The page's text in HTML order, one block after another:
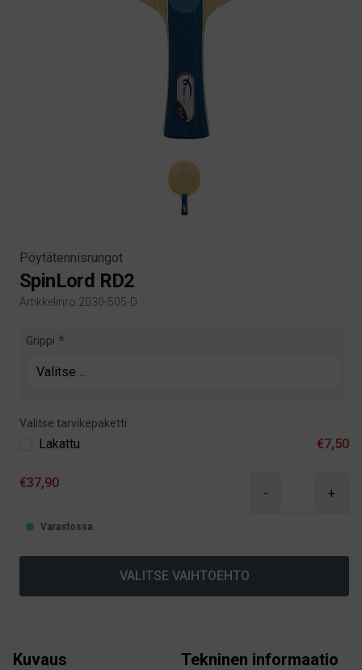
Pöytätennisrungot
SpinLord RD2
Artikkelinro:2030-505-D
Product information
Grippi
Valitse tarvikepaketti
Lakattu €7,50
€37,90
- +
Varastossa
VALITSE VAIHTOEHTO
Kuvaus Tekninen informaatio